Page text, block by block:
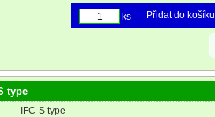
Přidat do košíku
ks
type
IFC-S type